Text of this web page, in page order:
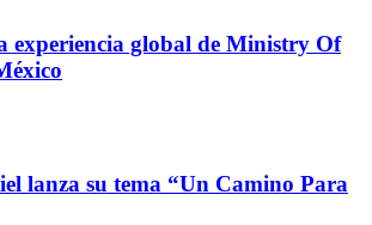
experiencia global de Ministry Of
lanza su tema “Un Camino Para